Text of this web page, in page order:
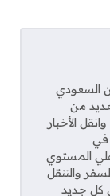
من
الأخبار
في
المستوي
والتنقل
كل جديد